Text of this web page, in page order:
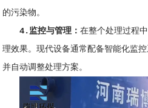
的污染物。
4.监控与管理：在整个处理过程
理效果。现代设备通常配备智能化监
并自动调整处理方案。